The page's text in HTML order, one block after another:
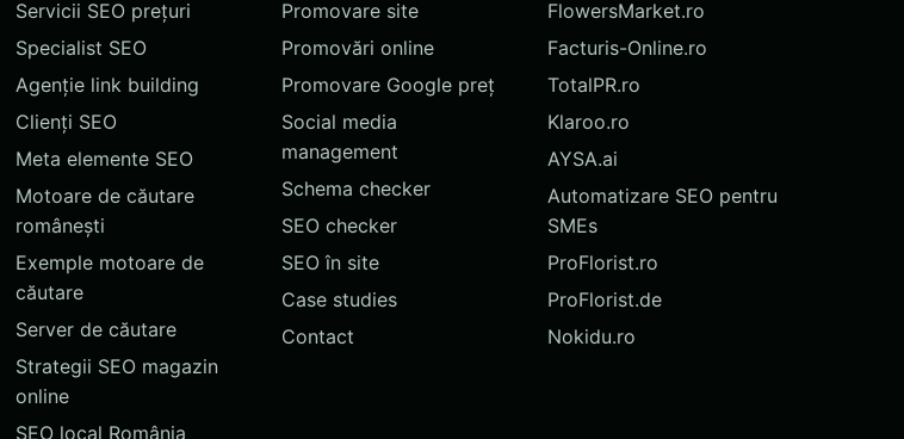
Servicii SEO prețuri
Specialist SEO
Agenție link building
Clienți SEO
Meta elemente SEO
Motoare de căutare
românești
Exemple motoare de
căutare
Server de căutare
Strategii SEO magazin
online
SEO local România
Promovare site
Promovări online
Promovare Google preț
Social media
management
Schema checker
SEO checker
SEO în site
Case studies
Contact
FlowersMarket.ro
Facturis-Online.ro
TotalPR.ro
Klaroo.ro
AYSA.ai
Automatizare SEO pentru
SMEs
ProFlorist.ro
ProFlorist.de
Nokidu.ro